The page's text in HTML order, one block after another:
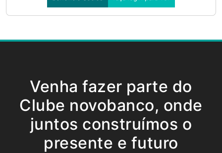
Venha fazer parte do
Clube novobanco, onde
juntos construímos o
presente e futuro